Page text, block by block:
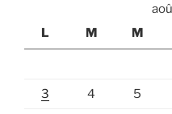
L
M M
3 4 5